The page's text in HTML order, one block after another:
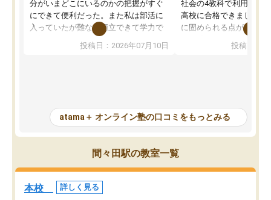
分がいまどこにいるのかの把握がすぐ
にできて便利だった。また私は部活に
入っていたが難なく両立できて学力で
も部活でも結果を残すことができてよ
かった。また問題演習の際に、自分が
が、自分で自分の管理ができない人に
とっては難しい部分もあるのではない
かと思った。
投稿日：2026年07月10日
社会の4教科で利用し、
高校に合格できました。
に固められる点が魅力で
項目のおかげで、手軽
元数が可視化されるので
しながら意欲的に取り組
常に効果を実感している
すめできる塾です。
投稿日：
atama＋ オンライン塾の口コミをもっとみる
間々田駅の教室一覧
本校 詳しく見る